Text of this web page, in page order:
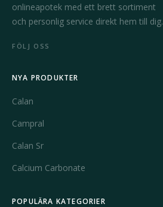
onlineapotek med ett brett sortiment
och personlig service direkt hem till dig.
FÖLJ OSS
NYA PRODUKTER
Calan
Campral
Calan Sr
Calcium Carbonate
POPULÄRA KATEGORIER